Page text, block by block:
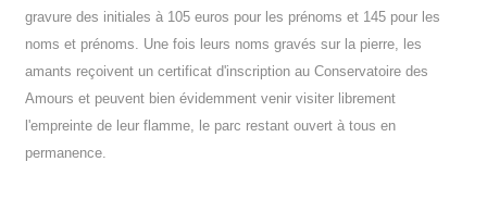
gravure des initiales à 105 euros pour les prénoms et 145 pour les
noms et prénoms. Une fois leurs noms gravés sur la pierre, les
amants reçoivent un certificat d'inscription au Conservatoire des
Amours et peuvent bien évidemment venir visiter librement
l'empreinte de leur flamme, le parc restant ouvert à tous en
permanence.